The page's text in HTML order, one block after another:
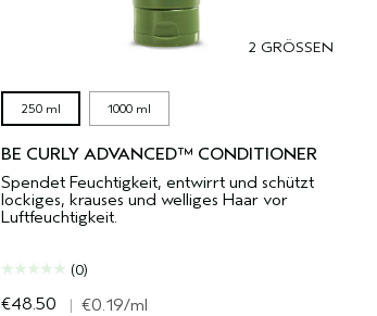
2 GRÖSSEN
250 ml 1000 ml
BE CURLY ADVANCED™ CONDITIONER
Spendet Feuchtigkeit, entwirrt und schützt
lockiges, krauses und welliges Haar vor
Luftfeuchtigkeit.
(0)
€48.50 | €0.19/ml